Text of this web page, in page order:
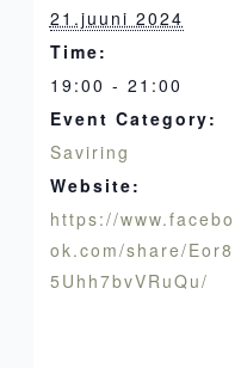
21.juuni 2024
Time:
19:00 - 21:00
Event Category:
Saviring
Website:
https://www.facebo
ok.com/share/Eor8
5Uhh7bvVRuQu/